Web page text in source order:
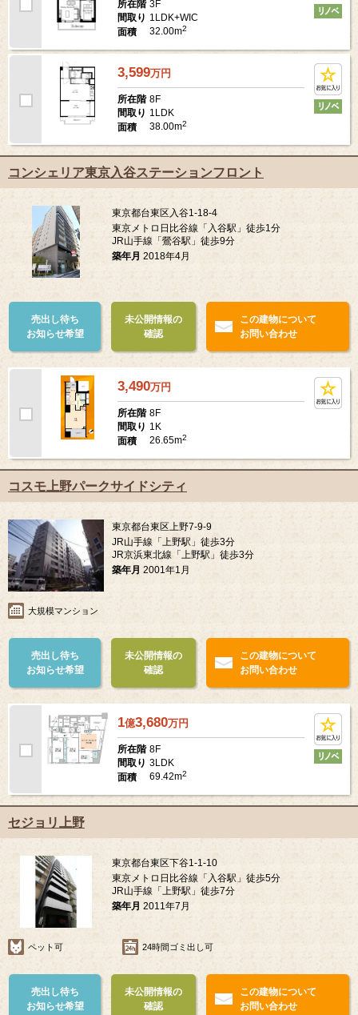
所在階 3F
間取り 1LDK+WIC
面積
32.00m2
3,599万円
所在階 8F
間取り 1LDK
面積
38.00m2
コンシェリア東京入谷ステーションフロント
東京都台東区入谷1-18-4
東京メトロ日比谷線「入谷駅」徒歩1分
JR山手線「鶯谷駅」徒歩9分
築年月 2018年4月
売出し待ち
お知らせ希望
未公開情報の
確認
この建物について
お問い合わせ
3,490万円
所在階 8F
間取り 1K
面積
26.65m2
コスモ上野パークサイドシティ
東京都台東区上野7-9-9
JR山手線「上野駅」徒歩3分
JR京浜東北線「上野駅」徒歩3分
築年月 2001年1月
大規模マンション
売出し待ち
お知らせ希望
未公開情報の
確認
この建物について
お問い合わせ
1億3,680万円
所在階 8F
間取り 3LDK
面積
69.42m2
セジョリ上野
東京都台東区下谷1-1-10
東京メトロ日比谷線「入谷駅」徒歩5分
JR山手線「上野駅」徒歩7分
築年月 2011年7月
ペット可 24時間ゴミ出し可
売出し待ち
お知らせ希望
未公開情報の
確認
この建物について
お問い合わせ